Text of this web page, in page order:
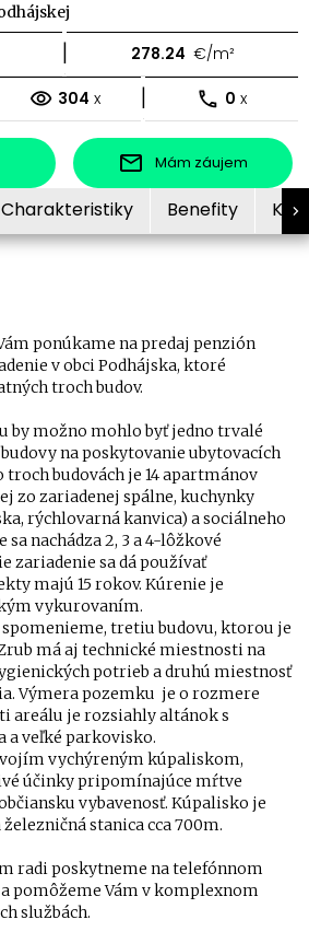
| 278.24 €/m²
304 x | 0 x
Mám záujem
Charakteristiky Benefity
ponúkame na predaj penzión
v obci Podhájska, ktoré
troch budov.
by možno mohlo byť jedno trvalé
na poskytovanie ubytovacích
troch budovách je 14 apartmánov
zo zariadenej spálne, kuchynky
rýchlovarná kanvica) a sociálneho
sa nachádza 2, 3 a 4-lôžkové
zariadenie sa dá používať
majú 15 rokov. Kúrenie je
vykurovaním.
spomenieme, tretiu budovu, ktorou je
má aj technické miestnosti na
potrieb a druhú miestnosť
Výmera pozemku je o rozmere
areálu je rozsiahly altánok s
veľké parkovisko.
vychýreným kúpaliskom,
účinky pripomínajúce mŕtve
vybavenosť. Kúpalisko je
stanica cca 700m.
radi poskytneme na telefónnom
a pomôžeme Vám v komplexnom
službách.